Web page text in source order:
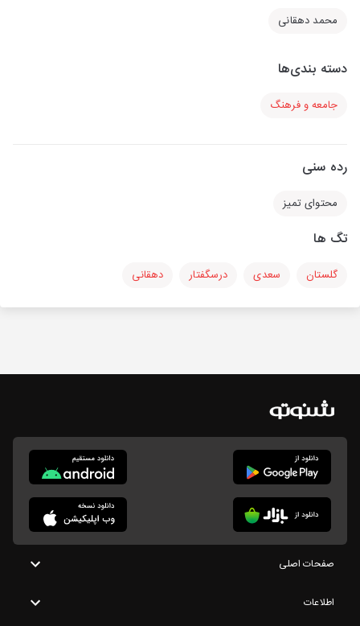
محمد دهقانی
دسته بندی‌ها
جامعه و فرهنگ
رده سنی
محتوای تمیز
تگ ها
گلستان سعدی درسگفتار دهقانی
صفحات اصلی
اطلاعات